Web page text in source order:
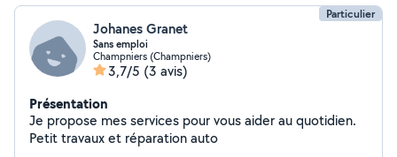
Particulier
Johanes Granet
Sans emploi
Champniers (Champniers)
3,7/5 (3 avis)
Présentation
Je propose mes services pour vous aider au quotidien.
Petit travaux et réparation auto